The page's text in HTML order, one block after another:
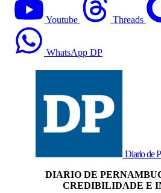
Youtube Threads
WhatsApp DP
Diario de
DIARIO DE
CREDIBILIDADE E